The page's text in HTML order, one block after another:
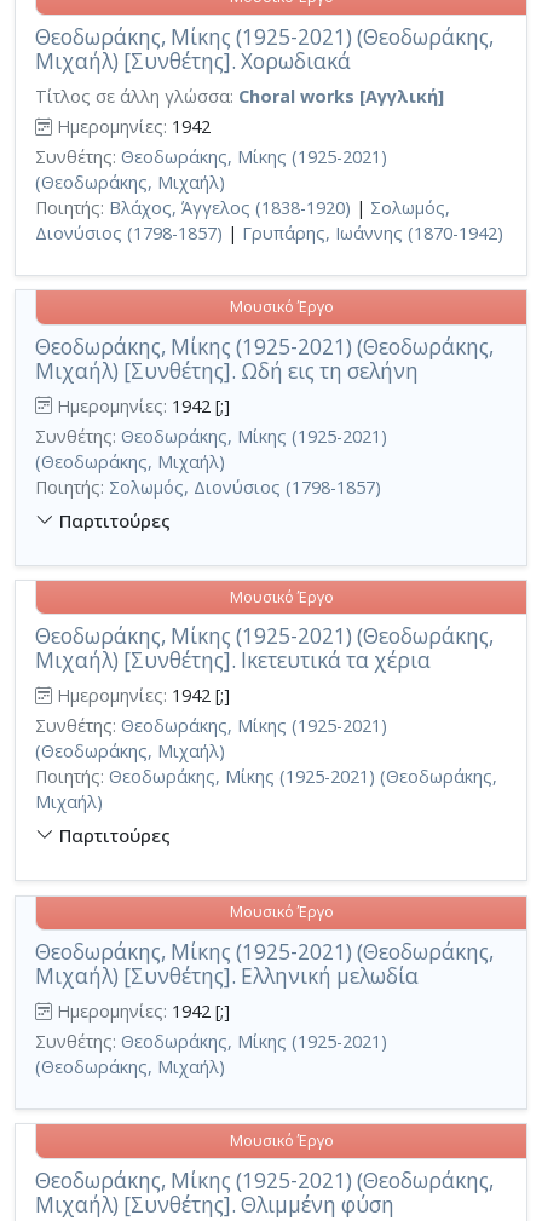
Θεοδωράκης, Μίκης (1925-2021) (Θεοδωράκης,
Μιχαήλ) [Συνθέτης]. Χορωδιακά
Τίτλος σε άλλη γλώσσα: Choral works [Αγγλική]
Ημερομηνίες: 1942
Συνθέτης: Θεοδωράκης, Μίκης (1925-2021)
(Θεοδωράκης, Μιχαήλ)
Ποιητής: Βλάχος, Άγγελος (1838-1920) | Σολωμός,
Διονύσιος (1798-1857) | Γρυπάρης, Ιωάννης (1870-1942)
Θεοδωράκης, Μίκης (1925-2021) (Θεοδωράκης,
Μιχαήλ) [Συνθέτης]. Ωδή εις τη σελήνη
Μουσικό Έργο
Ημερομηνίες: 1942 [;]
Συνθέτης: Θεοδωράκης, Μίκης (1925-2021)
(Θεοδωράκης, Μιχαήλ)
Ποιητής: Σολωμός, Διονύσιος (1798-1857)
Παρτιτούρες
Θεοδωράκης, Μίκης (1925-2021) (Θεοδωράκης,
Μιχαήλ) [Συνθέτης]. Ικετευτικά τα χέρια
Μουσικό Έργο
Ημερομηνίες: 1942 [;]
Συνθέτης: Θεοδωράκης, Μίκης (1925-2021)
(Θεοδωράκης, Μιχαήλ)
Ποιητής: Θεοδωράκης, Μίκης (1925-2021) (Θεοδωράκης,
Μιχαήλ)
Παρτιτούρες
Θεοδωράκης, Μίκης (1925-2021) (Θεοδωράκης,
Μιχαήλ) [Συνθέτης]. Ελληνική μελωδία
Μουσικό Έργο
Ημερομηνίες: 1942 [;]
Συνθέτης: Θεοδωράκης, Μίκης (1925-2021)
(Θεοδωράκης, Μιχαήλ)
Θεοδωράκης, Μίκης (1925-2021) (Θεοδωράκης,
Μιχαήλ) [Συνθέτης]. Θλιμμένη φύση
Μουσικό Έργο